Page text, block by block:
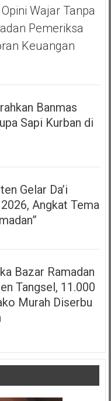
Wajar Tanpa
Pemeriksa
Keuangan
Banmas
Sapi Kurban di
Gelar Da’i
Angkat Tema
Bazar Ramadan
Tangsel, 11.000
Murah Diserbu